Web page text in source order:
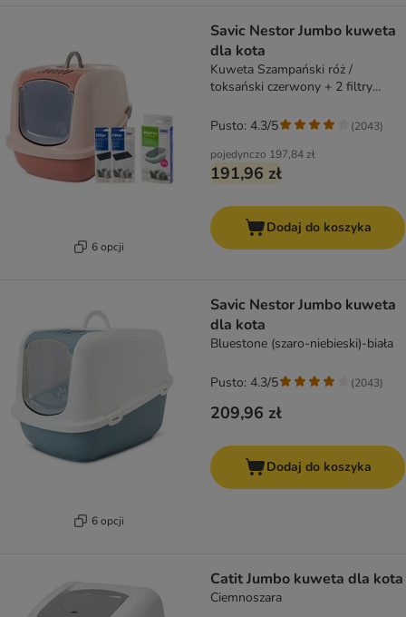
6 opcji
Savic Nestor Jumbo kuweta
dla kota
Kuweta Szampański róż /
toksański czerwony + 2 filtry
pojedynczo 197,84 zł
191,96 zł
Pusto: 4.3/5 (2043)
Dodaj do koszyka
6 opcji
Savic Nestor Jumbo kuweta
dla kota
Bluestone (szaro-niebieski)-biała
209,96 zł
Pusto: 4.3/5 (2043)
Dodaj do koszyka
Catit Jumbo kuweta dla kota
Ciemnoszara